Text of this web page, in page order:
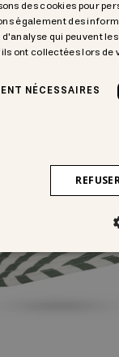
CHF 42.95
des cookies pour
également des
qui peuvent
ont collectées lors
NÉCESSAIRES